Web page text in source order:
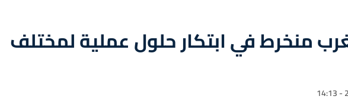
منخرط في ابتكار حلول عملية لمختلف